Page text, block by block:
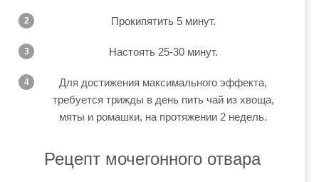
Прокипятить 5 минут.
Настоять 25-30 минут.
Для достижения максимального эффекта,
требуется трижды в день пить чай из хвоща,
мяты и ромашки, на протяжении 2 недель.
Рецепт мочегонного отвара